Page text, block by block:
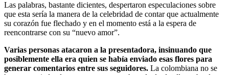
Las palabras, bastante dicientes, despertaron especulaciones sobre
que esta sería la manera de la celebridad de contar que actualmente
su corazón fue flechado y en el momento está a la espera de
reencontrarse con su “nuevo amor”.
Varias personas atacaron a la presentadora, insinuando que
posiblemente ella era quien se había enviado esas flores para
generar comentarios entre sus seguidores. La colombiana no se